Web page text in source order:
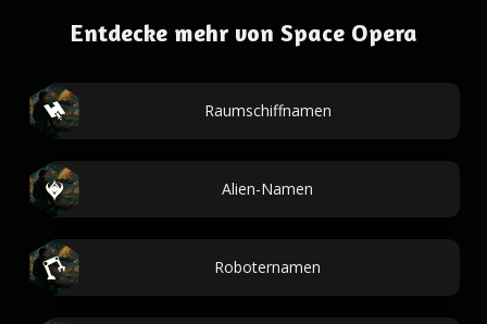
Entdecke mehr von Space Opera
Raumschiffnamen
Alien-Namen
Roboternamen